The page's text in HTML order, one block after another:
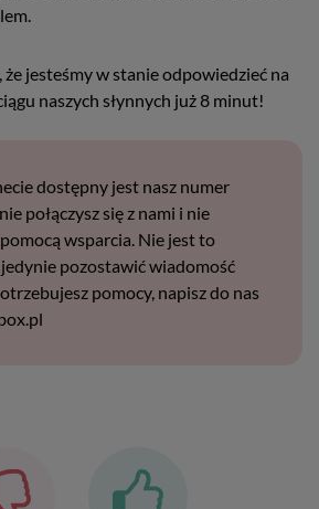
jesteśmy w stanie odpowiedzieć na
naszych słynnych już 8 minut!
dostępny jest nasz numer
połączysz się z nami i nie
wsparcia. Nie jest to
pozostawić wiadomość
pomocy, napisz do nas